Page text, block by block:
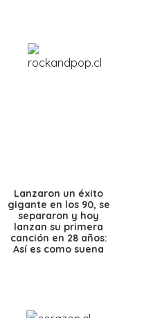
Lanzaron un éxito
gigante en los 90, se
separaron y hoy
lanzan su primera
canción en 28 años:
Así es como suena